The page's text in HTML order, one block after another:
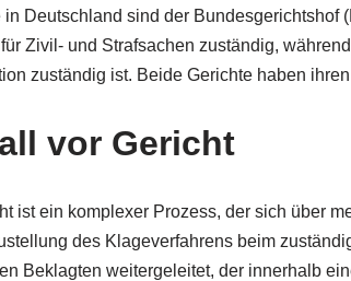
in Deutschland sind der Bundesgerichtshof
Zivil- und Strafsachen zuständig,
zuständig ist. Beide Gerichte haben
vor Gericht
ist ein komplexer Prozess, der sich über
des Klageverfahrens beim
Beklagten weitergeleitet, der innerhalb